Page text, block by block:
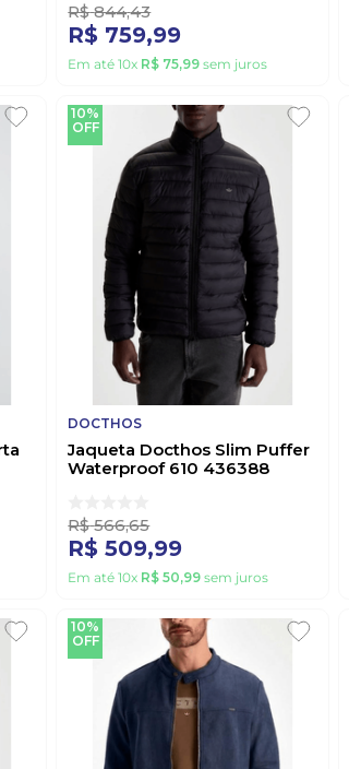
R$ 844,43
R$ 759,99
Em até10x R$ 75,99 sem juros
10%
OFF
DOCTHOS
Jaqueta Docthos Slim Puffer
Waterproof 610 436388
R$ 566,65
R$ 509,99
Em até10x R$ 50,99 sem juros
10%
OFF